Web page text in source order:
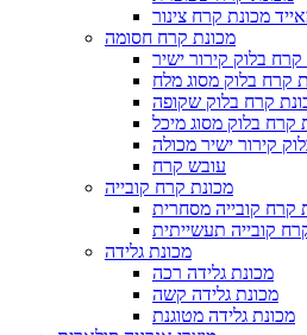
מכונת קרח צינור
מכונת קרח חסומה
קרח בלוק קירור ישיר
קרח בלוק מסוג מלח
קרח בלוק שקופה
קרח בלוק מסוג מיכל
קירור ישיר מכולה
עובש קרח
מכונת קרח קובייה
קרח קובייה מסחרית
קובייה תעשייתית
מכונת גלידה
מכונת גלידה רכה
מכונת גלידה קשה
מכונת גלידה מטוגנת